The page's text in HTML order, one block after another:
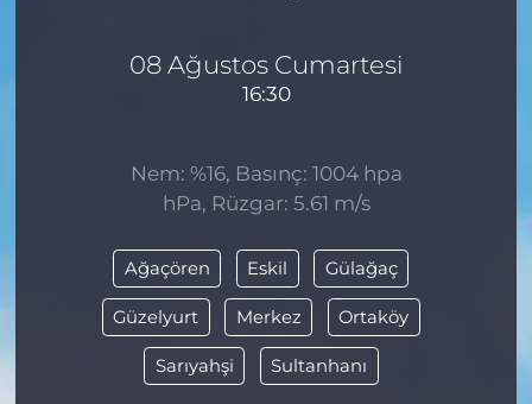
08 Ağustos Cumartesi
16:30
Nem: %16, Basınç: 1004 hpa
hPa, Rüzgar: 5.61 m/s
Ağaçören Eskil Gülağaç
Güzelyurt Merkez Ortaköy
Sarıyahşi Sultanhanı